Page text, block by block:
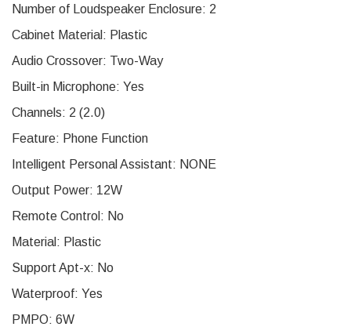
Number of Loudspeaker Enclosure: 2
Cabinet Material: Plastic
Audio Crossover: Two-Way
Built-in Microphone: Yes
Channels: 2 (2.0)
Feature: Phone Function
Intelligent Personal Assistant: NONE
Output Power: 12W
Remote Control: No
Material: Plastic
Support Apt-x: No
Waterproof: Yes
PMPO: 6W